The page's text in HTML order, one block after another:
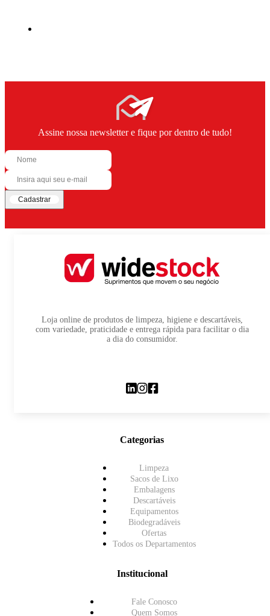
Assine nossa newsletter e fique por dentro de tudo!
Cadastrar
Loja online de produtos de limpeza, higiene e descartáveis,
com variedade, praticidade e entrega rápida para facilitar o dia
a dia do consumidor.
Categorias
Limpeza
Sacos de Lixo
Embalagens
Descartáveis
Equipamentos
Biodegradáveis
Ofertas
Todos os Departamentos
Institucional
Fale Conosco
Quem Somos